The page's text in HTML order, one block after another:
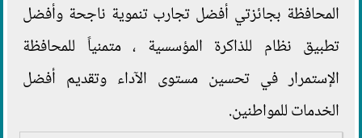
المحافظة بجائزتي أفضل تجارب تنموية ناجحة وأفضل
تطبيق نظام للذاكرة المؤسسية ، متمنياً للمحافظة
الإستمرار في تحسين مستوى الآداء وتقديم أفضل
الخدمات للمواطنين.